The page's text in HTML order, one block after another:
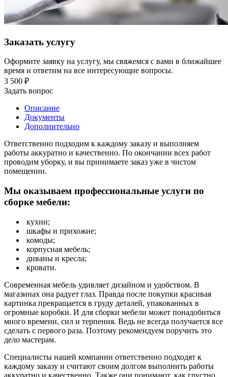
Заказать услугу
Оформите заявку на услугу, мы свяжемся с вами в ближайшее
время и ответим на все интересующие вопросы.
3 500 ₽
Задать вопрос
Описание
Документы
Дополнительно
Ответственно подходим к каждому заказу и выполняем
работы аккуратно и качественно. По окончании всех работ
проводим уборку, и вы принимаете заказ уже в чистом
помещении.
Мы оказываем профессиональные услуги по
сборке мебели:
кухни;
шкафы и прихожие;
комоды;
корпусная мебель;
диваны и кресла;
кровати.
Современная мебель удивляет дизайном и удобством. В
магазинах она радует глаз. Правда после покупки красивая
картинка превращается в груду деталей, упакованных в
огромные коробки. И для сборки мебели может понадобиться
много времени, сил и терпения. Ведь не всегда получается все
сделать с первого раза. Поэтому рекомендуем поручить это
дело мастерам.
Специалисты нашей компании ответственно подходят к
каждому заказу и считают своим долгом выполнить работы
аккуратно и качественно. Также они понимают, как грустно